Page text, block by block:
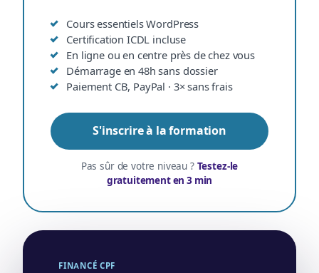
Cours essentiels WordPress
Certification ICDL incluse
En ligne ou en centre près de chez vous
Démarrage en 48h sans dossier
Paiement CB, PayPal · 3× sans frais
S'inscrire à la formation
Pas sûr de votre niveau ? Testez-le
gratuitement en 3 min
FINANCÉ CPF